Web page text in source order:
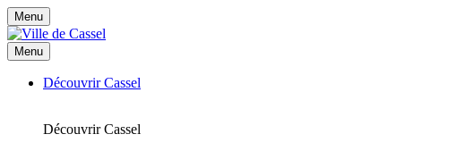
Menu
Menu
Découvrir Cassel
Découvrir Cassel